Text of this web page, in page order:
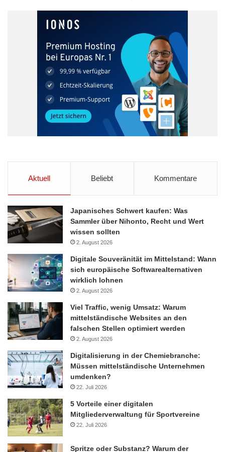
dem Reitsport in Aachen. So ist es fast schon ein logischer
Schritt, nun auch bei der Europameisterschaft als Hauptsponsor
aufzutreten. „Der Reitsport und unsere Marke sind seit
Jahrzehnten auf eine ganz besondere Art und Weise
miteinander verwoben. Es sind nicht nur Werte wie Eleganz und
Sportlichkeit, es sind in diesem besonderen Jahr vor allem
unsere neuen Produkte, die diese enge Verbindung noch
zusätzlich stärken“ freut sich Dr. Carsten Oder, Vorsitzender der
Geschäftsleitung des Mercedes-Benz Cars Vertrieb
weiter.
Der neue Mercedes-Benz Parcourssprung
Eleganz und Sportlichkeit wird auch von den Reitern beim
Mercedes-Benz Preis gefordert. Insbesondere bei einem ganz
neuen und herausfordernden Hindernis: Der international
renommierte Parcoursdesigner Frank Rothenberger hat ein
besonderes Hindernis für Mercedes-Benz designt. Die
Springreiter, Pferde und Zuschauer erwartet ein innovatives
Design, bei dem die Hauptdesignelemente der Marke, der Stern
und die Farbe schwarz, im Vordergrund stehen.
Mercedes-Benz unterstützt die Organisation
Die Marke mit dem Stern stellt dem ALRV (Aachen-
Laurensberger Rennverein) 54 Shuttle-Fahrzeuge zur
als Parcoursfahrzeuge eingesetzt. Neben dem Fahrservice wird
Mercedes-Benz auch im Ausstellerbereich prominent vertreten
sein. Dort können die Besucherinnen und Besucher in die
faszinierende Welt der Produktvielfalt von Mercedes-Benz
Aktuell Beliebt Kommentare
Japanisches Schwert kaufen: Was
Sammler über Nihonto, Recht und Wert
wissen sollten
2. August 2026
Digitale Souveränität im Mittelstand: Wann
sich europäische Softwarealternativen
wirklich lohnen
2. August 2026
Viel Traffic, wenig Umsatz: Warum
mittelständische Websites an den
falschen Stellen optimiert werden
2. August 2026
Digitalisierung in der Chemiebranche:
Müssen mittelständische Unternehmen
umdenken?
22. Juli 2026
5 Vorteile einer digitalen
Mitgliederverwaltung für Sportvereine
22. Juli 2026
Spritze oder Substanz? Warum der